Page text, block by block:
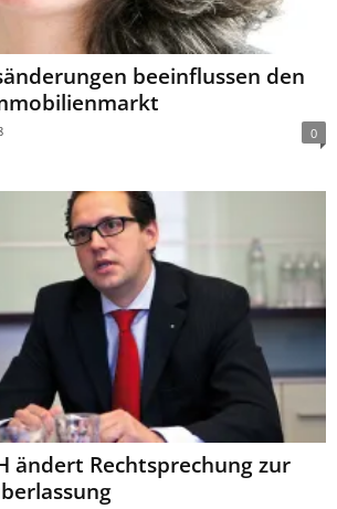
beeinflussen den
0
ändert Rechtsprechung zur